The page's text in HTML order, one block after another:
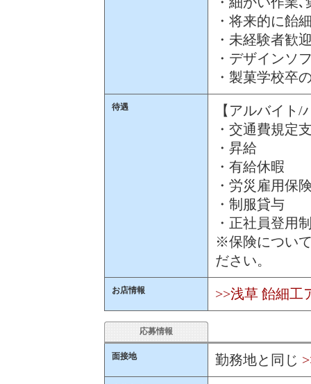
・将来的に飴
・未経験者歓
・デザインソ
・製菓学校卒
待遇
【アルバイト/
・交通費規定
・昇給
・有給休暇
・労災雇用保
・制服貸与
・正社員登用
※保険につい
ださい。
お店情報 >>浅草 飴細工
応募情報
面接地 勤務地と同じ